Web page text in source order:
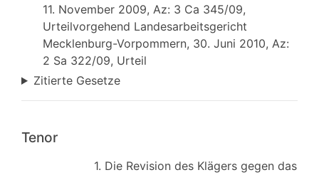
11. November 2009, Az: 3 Ca 345/09,
Urteilvorgehend Landesarbeitsgericht
Mecklenburg-Vorpommern, 30. Juni 2010, Az:
2 Sa 322/09, Urteil
Zitierte Gesetze
Tenor
1. Die Revision des Klägers gegen das